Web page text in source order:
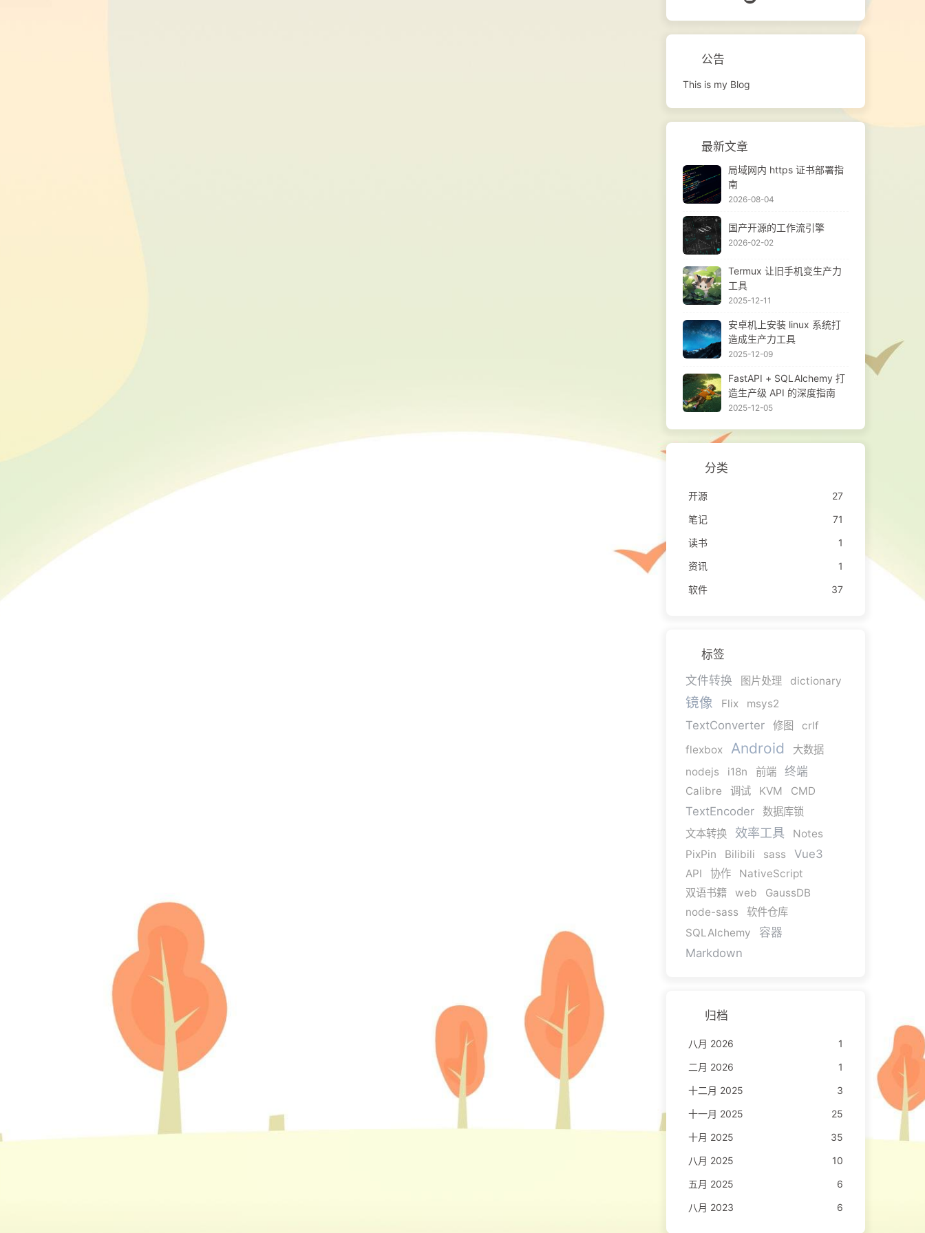
公告
This is my Blog
最新文章
局域网内 https 证书部署指
南
2026-08-04
国产开源的工作流引擎
2026-02-02
Termux 让旧手机变生产力
工具
2025-12-11
安卓机上安装 linux 系统打
造成生产力工具
2025-12-09
FastAPI + SQLAlchemy 打
造生产级 API 的深度指南
2025-12-05
分类
开源
27
笔记
71
读书
1
资讯
1
软件
37
标签
文件转换
图片处理 dictionary
镜像 Flix msys2
TextConverter 修图
crlf
flexbox
Android
大数据
nodejs
i18n 前端 终端
Calibre 调试 KVM CMD
TextEncoder
数据库锁
文本转换
效率工具
Notes
PixPin
Bilibili sass Vue3
API 协作
NativeScript
双语书籍
web
GaussDB
node-sass
软件仓库
SQLAlchemy
容器
Markdown
归档
八月 2026
1
二月 2026
1
十二月 2025
3
十一月 2025
25
十月 2025
35
八月 2025
10
五月 2025
6
八月 2023
6